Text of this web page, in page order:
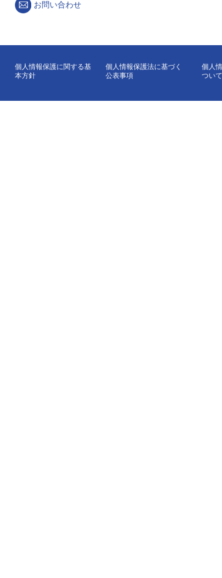
お問い合わせ
個人情報保護に関する基
本方針
個人情報保護法に基づく
公表事項
個人
ついて